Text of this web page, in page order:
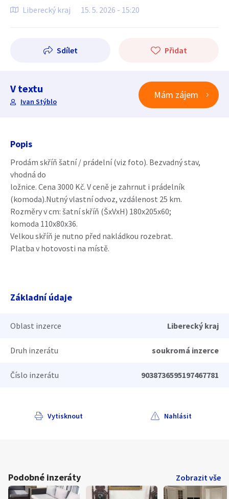
Liberecký kraj 15. 5. 2026 - 15:20
Sdílet Přidat
V textu
Ivan Stýblo
Mám zájem
Popis
Prodám skříň šatní / prádelní (viz foto). Bezvadný stav,
vhodná do
ložnice. Cena 3000 Kč. V ceně je zahrnut i prádelník
(komoda).Nutný vlastní odvoz, vzdálenost 25 km.
Rozměry v cm: šatní skříň (ŠxVxH) 180x205x60;
komoda 110x80x36.
Velkou skříň je nutno před nakládkou rozebrat.
Platba v hotovosti na místě.
Základní údaje
Oblast inzerce Liberecký kraj
Druh inzerátu soukromá inzerce
Číslo inzerátu 9038736595197467781
Vytisknout Nahlásit
Podobné inzeráty Zobrazit vše